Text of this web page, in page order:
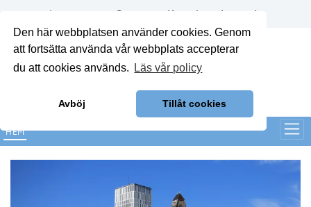
Den här webbplatsen använder cookies. Genom
att fortsätta använda vår webbplats accepterar
du att cookies används.
Läs vår policy
Avböj Tillåt cookies
Annonsera Om oss Kontakt Logga in
HEM